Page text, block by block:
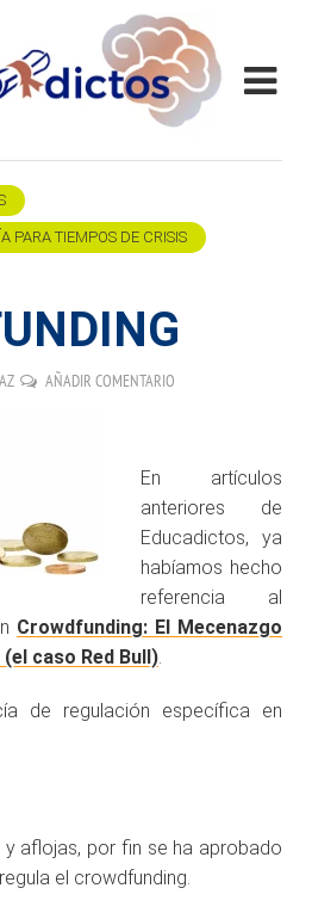
PARA TIEMPOS DE CRISIS
AÑADIR COMENTARIO
En artículos
anteriores de
Educadictos, ya
habíamos hecho
referencia al
Crowdfunding: El Mecenazgo
caso Red Bull).
de regulación específica en
aflojas, por fin se ha aprobado
el crowdfunding.